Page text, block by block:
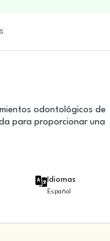
odontológicos de
para proporcionar una
Idiomas
Español